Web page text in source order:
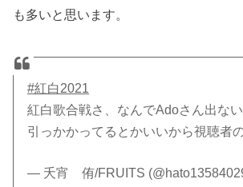
も多いと思います。
#紅白2021
紅白歌合戦さ、なんでAdoさん出な
引っかかってるとかいいから視聴者
— 夭宵 侑/FRUITS